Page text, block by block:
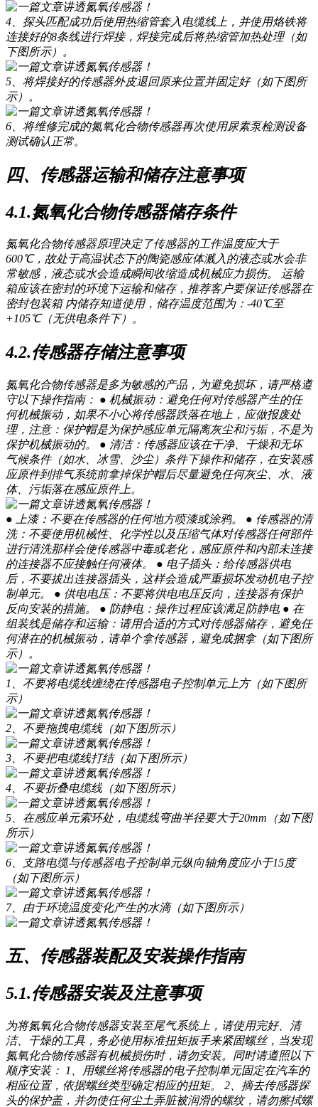
4、探头匹配成功后使用热缩管套入电缆线上，并使用烙铁将
连接好的8条线进行焊接，焊接完成后将热缩管加热处理（如
下图所示）。
5、将焊接好的传感器外皮退回原来位置并固定好（如下图所
示）。
6、将维修完成的氮氧化合物传感器再次使用尿素泵检测设备
测试确认正常。
四、传感器运输和储存注意事项
4.1.氮氧化合物传感器储存条件
氮氧化合物传感器原理决定了传感器的工作温度应大于
600℃，故处于高温状态下的陶瓷感应体溅入的液态或水会非
常敏感，液态或水会造成瞬间收缩造成机械应力损伤。 运输
箱应该在密封的环境下运输和储存，推荐客户要保证传感器在
密封包装箱 内储存知道使用，储存温度范围为：-40℃至
+105℃（无供电条件下）。
4.2.传感器存储注意事项
氮氧化合物传感器是多为敏感的产品，为避免损坏，请严格遵
守以下操作指南： ● 机械振动：避免任何对传感器产生的任
何机械振动，如果不小心将传感器跌落在地上，应做报废处
理，注意：保护帽是为保护感应单元隔离灰尘和污垢，不是为
保护机械振动的。 ● 清洁：传感器应该在干净、干燥和无坏
气候条件（如水、冰雪、沙尘）条件下操作和储存，在安装感
应原件到排气系统前拿掉保护帽后尽量避免任何灰尘、水、液
体、污垢落在感应原件上。
● 上漆：不要在传感器的任何地方喷漆或涂鸦。 ● 传感器的清
洗：不要使用机械性、化学性以及压缩气体对传感器任何部件
进行清洗那样会使传感器中毒或老化，感应原件和内部未连接
的连接器不应接触任何液体。 ● 电子插头：给传感器供电
后，不要拔出连接器插头，这样会造成严重损坏发动机电子控
制单元。 ● 供电电压：不要将供电电压反向，连接器有保护
反向安装的措施。 ● 防静电：操作过程应该满足防静电 ● 在
组装线是储存和运输：请用合适的方式对传感器储存，避免任
何潜在的机械振动，请单个拿传感器，避免成捆拿（如下图所
示）。
1、不要将电缆线缠绕在传感器电子控制单元上方（如下图所
示）
2、不要拖拽电缆线（如下图所示）
3、不要把电缆线打结（如下图所示）
4、不要折叠电缆线（如下图所示）
5、在感应单元索环处，电缆线弯曲半径要大于20mm（如下图
所示）
6、支路电缆与传感器电子控制单元纵向轴角度应小于15度
（如下图所示）
7、由于环境温度变化产生的水滴（如下图所示）
五、传感器装配及安装操作指南
5.1.传感器安装及注意事项
为将氮氧化合物传感器安装至尾气系统上，请使用完好、清
洁、干燥的工具，务必使用标准扭矩扳手来紧固螺丝，当发现
氮氧化合物传感器有机械损伤时，请勿安装。同时请遵照以下
顺序安装： 1、用螺丝将传感器的电子控制单元固定在汽车的
相应位置，依据螺丝类型确定相应的扭矩。 2、摘去传感器探
头的保护盖，并勿使任何尘土弄脏被润滑的螺纹，请勿擦拭螺